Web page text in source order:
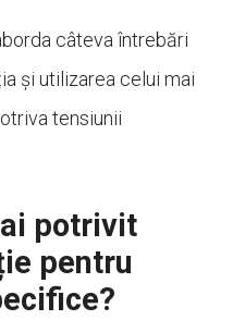
câteva întrebări
și utilizarea celui mai
tensiunii
potrivit
pentru